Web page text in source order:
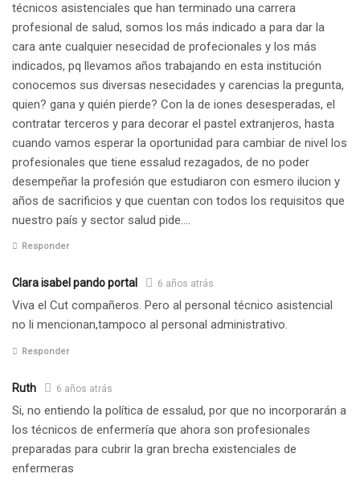
técnicos asistenciales que han terminado una carrera
profesional de salud, somos los más indicado a para dar la
cara ante cualquier nesecidad de profecionales y los más
indicados, pq llevamos años trabajando en esta institución
conocemos sus diversas nesecidades y carencias la pregunta,
quien? gana y quién pierde? Con la de iones desesperadas, el
contratar terceros y para decorar el pastel extranjeros, hasta
cuando vamos esperar la oportunidad para cambiar de nivel los
profesionales que tiene essalud rezagados, de no poder
desempeñar la profesión que estudiaron con esmero ilucion y
años de sacrificios y que cuentan con todos los requisitos que
nuestro país y sector salud pide….
Responder
Clara isabel pando portal 6 años atrás
Viva el Cut compañeros. Pero al personal técnico asistencial
no li mencionan,tampoco al personal administrativo.
Responder
Ruth 6 años atrás
Si, no entiendo la política de essalud, por que no incorporarán a
los técnicos de enfermería que ahora son profesionales
preparadas para cubrir la gran brecha existenciales de
enfermeras